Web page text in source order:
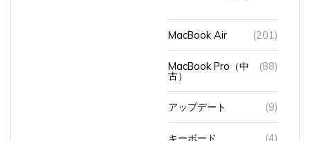
MacBook Air (201)
MacBook Pro（中 (88)
アップデート (9)
キーボード (4)